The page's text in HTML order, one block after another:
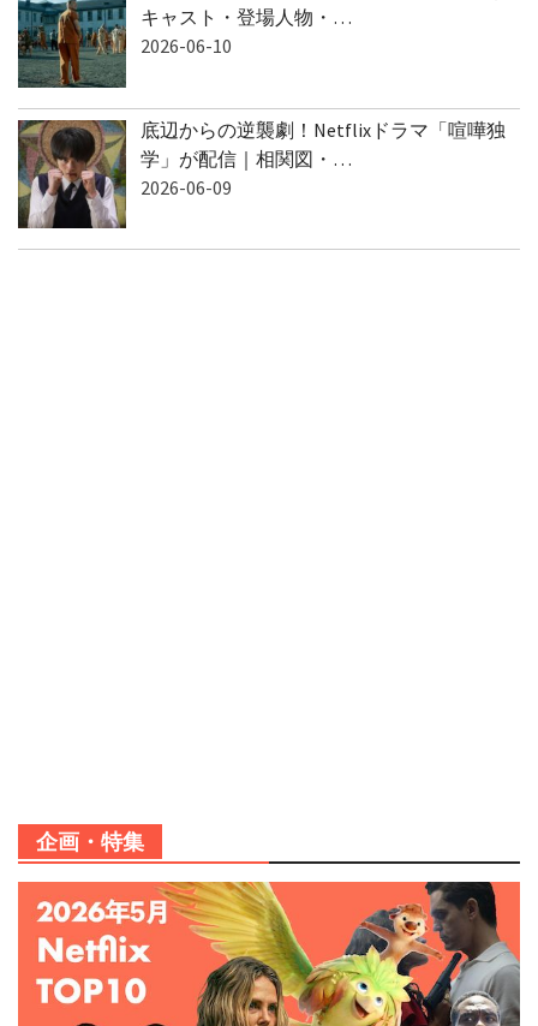
Netflixドラマ「捜索者の血」完全ガイド｜
キャスト・登場人物・…
底辺からの逆襲劇！Netflixドラマ「喧嘩独
学」が配信｜相関図・…
企画・特集